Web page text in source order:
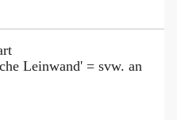
Leinwand' = svw. an